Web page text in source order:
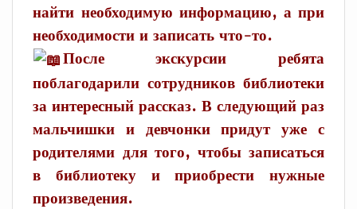
найти необходимую информацию, а при
необходимости и записать что-то.
После экскурсии ребята
поблагодарили сотрудников библиотеки
за интересный рассказ. В следующий раз
мальчишки и девчонки придут уже с
родителями для того, чтобы записаться
в библиотеку и приобрести нужные
произведения.